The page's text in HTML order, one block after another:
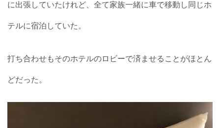
に出張していたけれど、全て家族一緒に車で移動し同じホ
テルに宿泊していた。
打ち合わせもそのホテルのロビーで済ませることがほとん
どだった。